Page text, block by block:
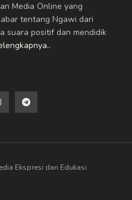
Media Online yang
tentang Ngawi dari
suara positif dan mendidik
Ekspresi dan Edukasi